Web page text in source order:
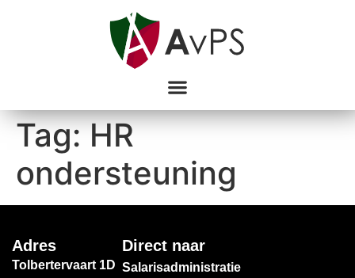
Tag:HR
ondersteuning
Adres
Tolbertervaart 1D
Direct naar
Salarisadministratie